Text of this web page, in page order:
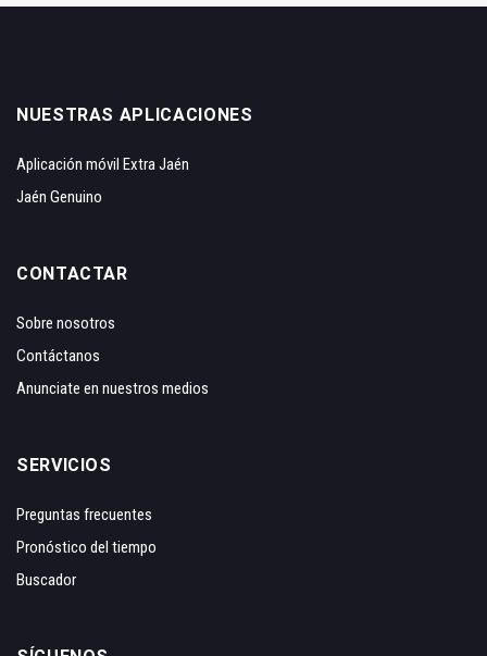
NUESTRAS APLICACIONES
Aplicación móvil Extra Jaén
Jaén Genuino
CONTACTAR
Sobre nosotros
Contáctanos
Anunciate en nuestros medios
SERVICIOS
Preguntas frecuentes
Pronóstico del tiempo
Buscador